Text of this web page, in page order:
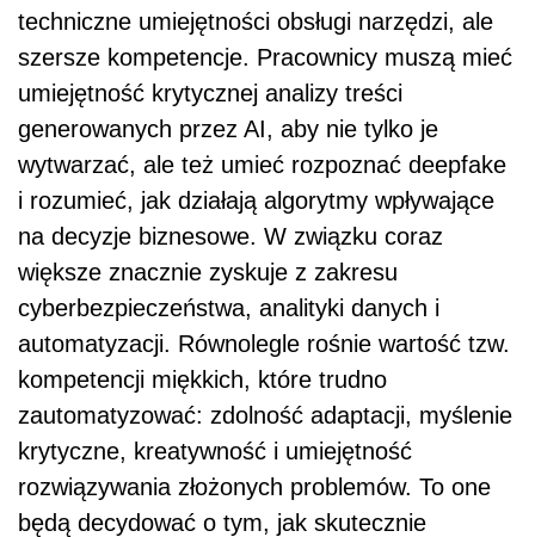
techniczne umiejętności obsługi narzędzi, ale
szersze kompetencje. Pracownicy muszą mieć
umiejętność krytycznej analizy treści
generowanych przez AI, aby nie tylko je
wytwarzać, ale też umieć rozpoznać deepfake
i rozumieć, jak działają algorytmy wpływające
na decyzje biznesowe. W związku coraz
większe znacznie zyskuje z zakresu
cyberbezpieczeństwa, analityki danych i
automatyzacji. Równolegle rośnie wartość tzw.
kompetencji miękkich, które trudno
zautomatyzować: zdolność adaptacji, myślenie
krytyczne, kreatywność i umiejętność
rozwiązywania złożonych problemów. To one
będą decydować o tym, jak skutecznie